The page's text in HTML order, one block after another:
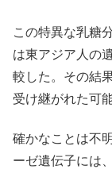
この特異な乳糖
は東アジア人の
較した。その結
受け継がれた可
確かなことは不
ーゼ遺伝子には